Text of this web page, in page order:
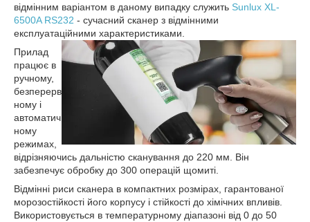
відмінним варіантом в даному випадку служить Sunlux XL-
6500A RS232 - сучасний сканер з відмінними
експлуатаційними характеристиками.
Прилад
працює в
ручному,
безперерв
ному і
автоматич
ному
режимах,
відрізняючись дальністю сканування до 220 мм. Він
забезпечує обробку до 300 операцій щомиті.
Відмінні риси сканера в компактних розмірах, гарантованої
морозостійкості його корпусу і стійкості до хімічних впливів.
Використовується в температурному діапазоні від 0 до 50